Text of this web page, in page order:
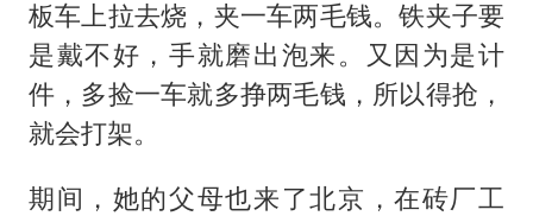
板车上拉去烧，夹一车两毛钱。铁夹子要
是戴不好，手就磨出泡来。又因为是计
件，多捡一车就多挣两毛钱，所以得抢，
就会打架。
期间，她的父母也来了北京，在砖厂工